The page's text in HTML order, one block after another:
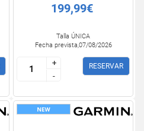
199,99€
Talla ÚNICA
Fecha prevista,07/08/2026
+
-
+
-
RESERVAR